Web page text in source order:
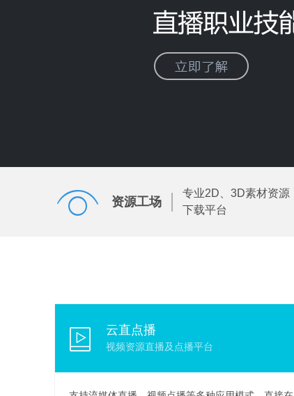
资源工场
专业2D、3D素材资源
下载平台
云直点播
视频资源直播及点播平台